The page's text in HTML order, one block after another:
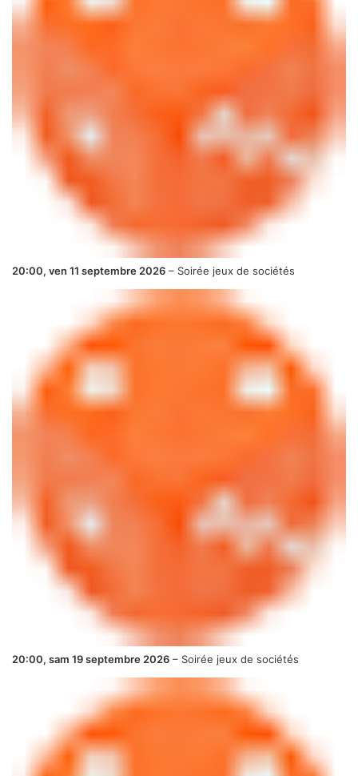
20:00, ven 11 septembre 2026 – Soirée jeux de sociétés
20:00, sam 19 septembre 2026 – Soirée jeux de sociétés